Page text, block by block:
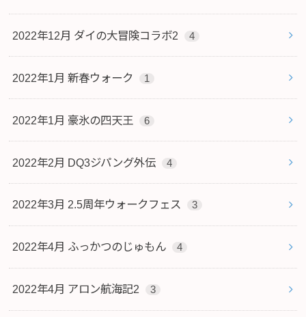
2022年12月 ダイの大冒険コラボ2 4
2022年1月 新春ウォーク 1
2022年1月 豪氷の四天王 6
2022年2月 DQ3ジパング外伝 4
2022年3月 2.5周年ウォークフェス 3
2022年4月 ふっかつのじゅもん 4
2022年4月 アロン航海記2 3